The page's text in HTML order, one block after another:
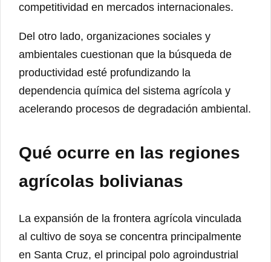
competitividad en mercados internacionales.
Del otro lado, organizaciones sociales y
ambientales cuestionan que la búsqueda de
productividad esté profundizando la
dependencia química del sistema agrícola y
acelerando procesos de degradación ambiental.
Qué ocurre en las regiones
agrícolas bolivianas
La expansión de la frontera agrícola vinculada
al cultivo de soya se concentra principalmente
en Santa Cruz, el principal polo agroindustrial